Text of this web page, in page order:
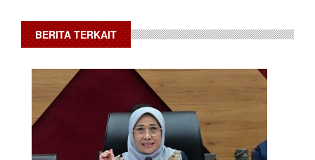
BERITA TERKAIT